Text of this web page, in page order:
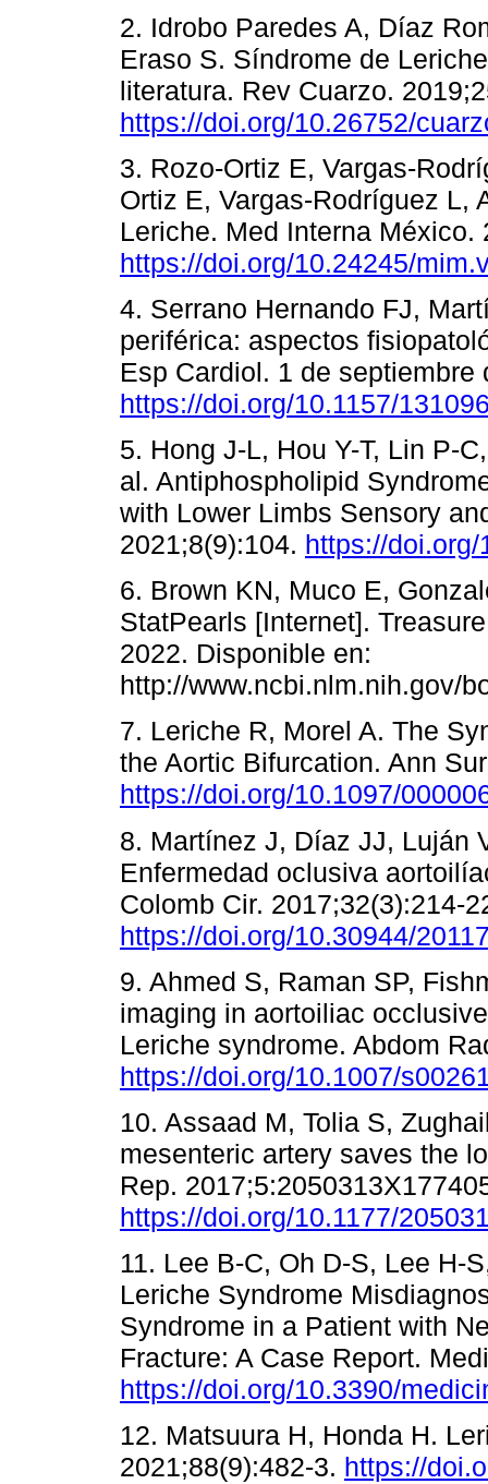
2. Idrobo Paredes A, Díaz
Eraso S. Síndrome de
literatura. Rev Cuarzo.
https://doi.org/10.26752/
3. Rozo-Ortiz E, Vargas-
Ortiz E, Vargas-Rodríguez L,
Leriche. Med Interna México.
https://doi.org/10.24245/
4. Serrano Hernando FJ,
periférica: aspectos
Esp Cardiol. 1 de septiembre
https://doi.org/10.1157/
5. Hong J-L, Hou Y-T, Lin P-
al. Antiphospholipid
with Lower Limbs Sensory
2021;8(9):104. https://
6. Brown KN, Muco E,
StatPearls [Internet].
2022. Disponible en:
http://www.ncbi.nlm.nih.gov/
7. Leriche R, Morel A. The
the Aortic Bifurcation. Ann
https://doi.org/10.1097/
8. Martínez J, Díaz JJ, Luján
Enfermedad oclusiva
Colomb Cir. 2017;32(3):214-
https://doi.org/10.30944/
9. Ahmed S, Raman SP,
imaging in aortoiliac
Leriche syndrome. Abdom
https://doi.org/10.1007/
10. Assaad M, Tolia S,
mesenteric artery saves the
Rep.
https://doi.org/10.1177/
11. Lee B-C, Oh D-S, Lee H-
Leriche Syndrome
Syndrome in a Patient with
Fracture: A Case Report.
https://doi.org/10.3390/
12. Matsuura H, Honda H.
2021;88(9):482-3. https://